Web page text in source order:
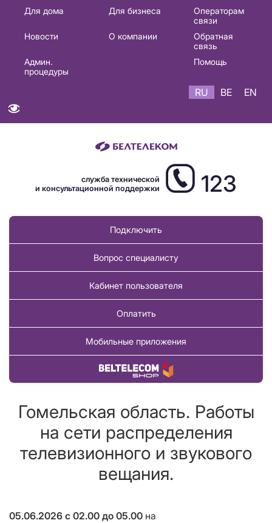
Основная
навигация
Для дома Для бизнеса
Операторам
связи
Новости
О компании
Обратная
связь
Админ.
процедуры
Помощь
RU BE EN
служба технической
и консультационной поддержки
123
Подключить
Вопрос специалисту
Кабинет пользователя
Оплатить
Мобильные приложения
Купить товар
Гомельская область. Работы
на сети распределения
телевизионного и звукового
вещания.
05.06.2026 с 02.00 до 05.00 на